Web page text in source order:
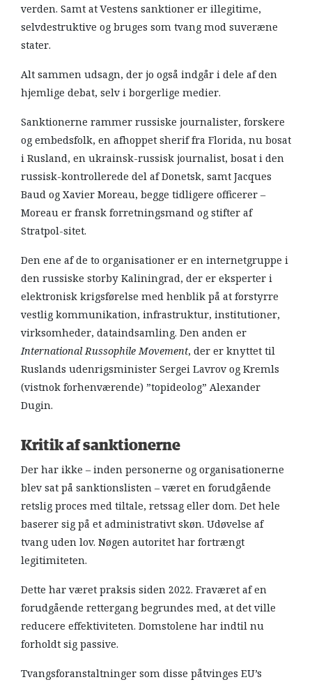
verden. Samt at Vestens sanktioner er illegitime,
selvdestruktive og bruges som tvang mod suveræne
stater.
Alt sammen udsagn, der jo også indgår i dele af den
hjemlige debat, selv i borgerlige medier.
Sanktionerne rammer russiske journalister, forskere
og embedsfolk, en afhoppet sherif fra Florida, nu bosat
i Rusland, en ukrainsk-russisk journalist, bosat i den
russisk-kontrollerede del af Donetsk, samt Jacques
Baud og Xavier Moreau, begge tidligere officerer –
Moreau er fransk forretningsmand og stifter af
Stratpol-sitet.
Den ene af de to organisationer er en internetgruppe i
den russiske storby Kaliningrad, der er eksperter i
elektronisk krigsførelse med henblik på at forstyrre
vestlig kommunikation, infrastruktur, institutioner,
virksomheder, dataindsamling. Den anden er
International Russophile Movement, der er knyttet til
Ruslands udenrigsminister Sergei Lavrov og Kremls
(vistnok forhenværende) ”topideolog” Alexander
Dugin.
Kritik af sanktionerne
Der har ikke – inden personerne og organisationerne
blev sat på sanktionslisten – været en forudgående
retslig proces med tiltale, retssag eller dom. Det hele
baserer sig på et administrativt skøn. ​​Udøvelse af
tvang uden lov. Nøgen autoritet har fortrængt
legitimiteten.
Dette har været praksis siden 2022. Fraværet af en
forudgående rettergang begrundes med, at det ville
reducere effektiviteten. Domstolene har indtil nu
forholdt sig passive.
Tvangsforanstaltninger som disse påtvinges EU’s